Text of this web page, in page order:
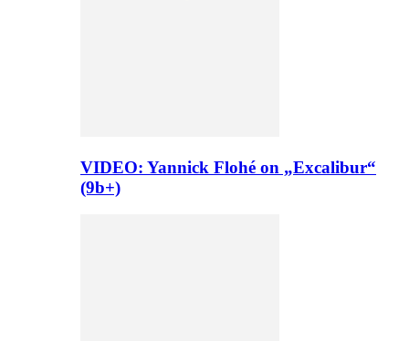
VIDEO: Yannick Flohé on „Excalibur“
(9b+)